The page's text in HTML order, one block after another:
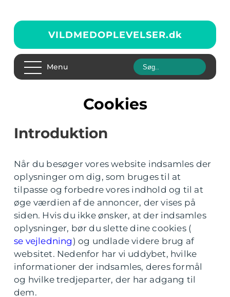
VILDMEDOPLEVELSER.dk
Menu
Cookies
Introduktion
Når du besøger vores website indsamles der
oplysninger om dig, som bruges til at
tilpasse og forbedre vores indhold og til at
øge værdien af de annoncer, der vises på
siden. Hvis du ikke ønsker, at der indsamles
oplysninger, bør du slette dine cookies (
se vejledning ) og undlade videre brug af
websitet. Nedenfor har vi uddybet, hvilke
informationer der indsamles, deres formål
og hvilke tredjeparter, der har adgang til
dem.